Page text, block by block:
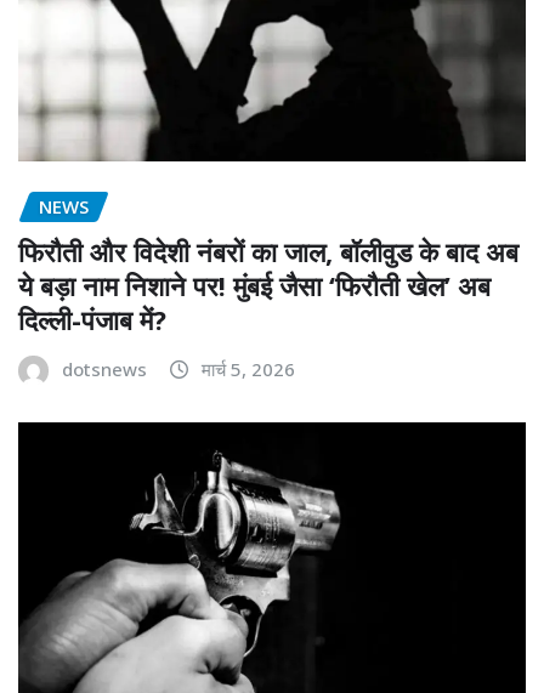
NEWS
फिरौती और विदेशी नंबरों का जाल, बॉलीवुड के बाद अब
ये बड़ा नाम निशाने पर! मुंबई जैसा ‘फिरौती खेल’ अब
दिल्ली-पंजाब में?
dotsnews मार्च 5, 2026